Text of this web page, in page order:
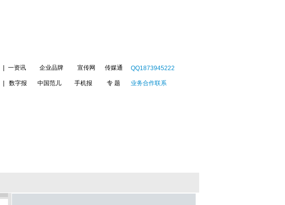
一资讯 企业品牌 宣传网 传媒通
数字报 中国范儿 手机报 专 题
QQ1873945222
业务合作联系